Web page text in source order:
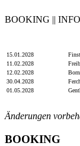
BOOKING ||
15.01.2028
11.02.2028
12.02.2028
30.04.2028
01.05.2028
Änderungen
BOOKING